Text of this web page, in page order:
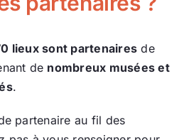
lieux sont partenaires de
de nombreux musées et
.
partenaire au fil des